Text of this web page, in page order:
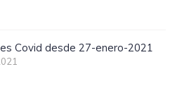
Covid desde 27-enero-2021